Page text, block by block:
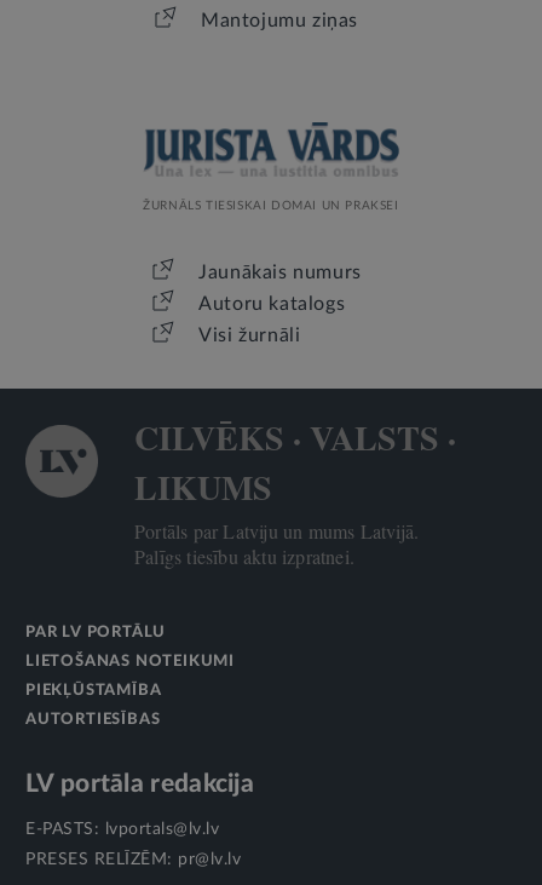
Mantojumu ziņas
ŽURNĀLS TIESISKAI DOMAI UN PRAKSEI
Jaunākais numurs
Autoru katalogs
Visi žurnāli
CILVĒKS · VALSTS ·
LIKUMS
Portāls par Latviju un mums Latvijā.
Palīgs tiesību aktu izpratnei.
PAR LV PORTĀLU
LIETOŠANAS NOTEIKUMI
PIEKĻŪSTAMĪBA
AUTORTIESĪBAS
LV portāla redakcija
E-PASTS:
lvportals@lv.lv
PRESES RELĪZĒM: pr@lv.lv